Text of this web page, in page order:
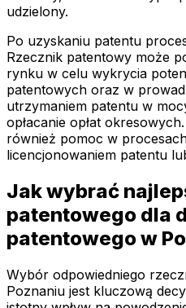
udzielony.
Po uzyskaniu patentu
Rzecznik patentowy może
rynku w celu wykrycia
patentowych oraz w
utrzymaniem patentu w
opłacanie opłat
również pomoc w
licencjonowaniem patentu
Jak wybrać
patentowego dla
patentowego w
Wybór odpowiedniego
Poznaniu jest kluczową